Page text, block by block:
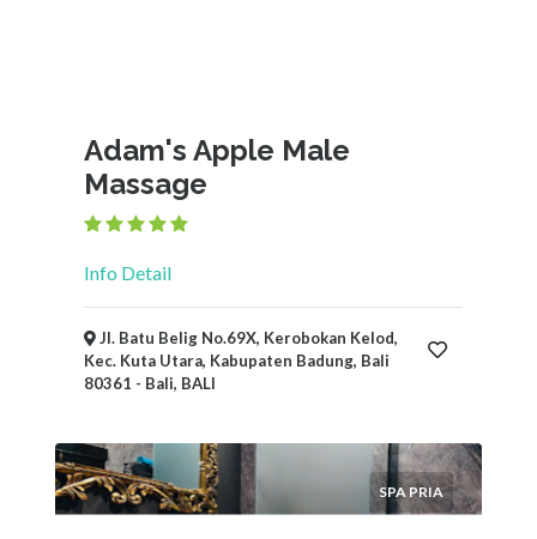
Adam's Apple Male
Massage
Info Detail
Jl. Batu Belig No.69X, Kerobokan Kelod,
Kec. Kuta Utara, Kabupaten Badung, Bali
80361 - Bali, BALI
SPA PRIA